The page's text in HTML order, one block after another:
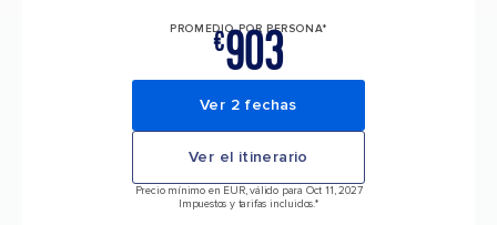
PROMEDIO POR PERSONA*
€903
Ver 2 fechas
Ver el itinerario
Precio mínimo en EUR, válido para Oct 11, 2027
Impuestos y tarifas incluidos.*